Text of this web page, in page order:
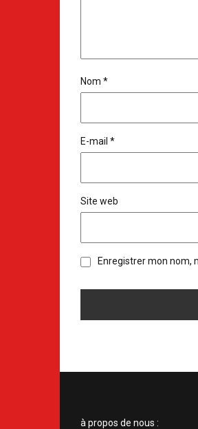
Nom *
E-mail *
Site web
Enregistrer mon nom,
à propos de nous :